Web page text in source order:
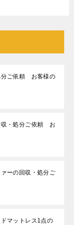
分ご依頼 お客様の
収・処分ご依頼 お
ーの回収・処分ご
ドマットレス1点の